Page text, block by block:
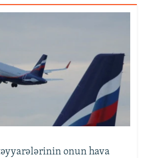
onun hava